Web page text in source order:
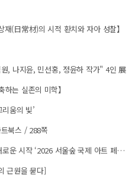
(日常材)의 시적 환치와 자아 성찰】
, 나지윤, 민선홍, 정윤하 작가" 4인 展
하는 실존의 미학】
움의 빛’
북스 / 288쪽
성동미술협회, 문화예술 축제의 새로운 시작 ‘2026 서울숲 국제 아트 페스타’ 개최
근원을 묻다]